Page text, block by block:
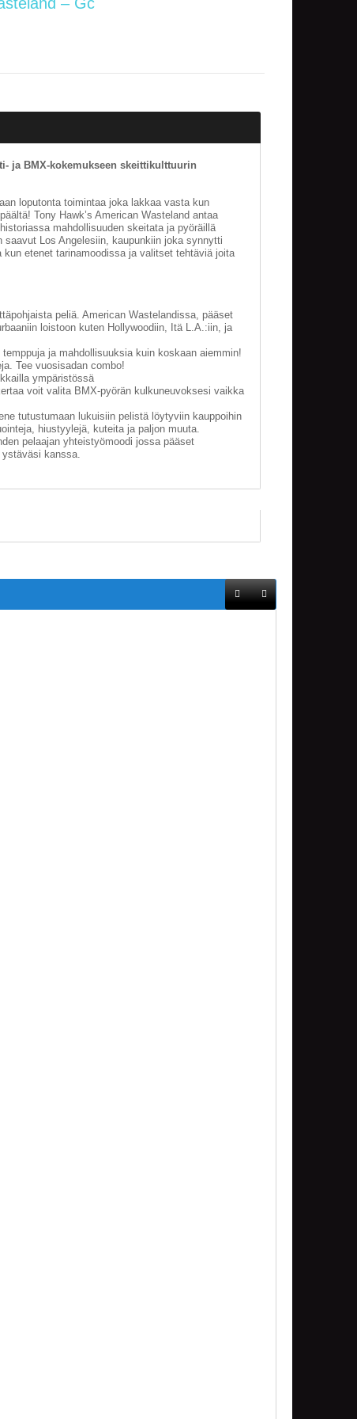
ja BMX-kokemukseen skeittikulttuurin
loputonta toimintaa joka lakkaa vasta kun
Tony Hawk’s American Wasteland antaa
mahdollisuuden skeitata ja pyöräillä
Los Angelesiin, kaupunkiin joka synnytti
kun etenet tarinamoodissa ja valitset tehtäviä joita
peliä. American Wastelandissa, pääset
loistoon kuten Hollywoodiin, Itä L.A.:iin, ja
ja mahdollisuuksia kuin koskaan aiemmin!
Tee vuosisadan combo!
ympäristössä
voit valita BMX-pyörän kulkuneuvoksesi vaikka
tutustumaan lukuisiin pelistä löytyviin kauppoihin
hiustyylejä, kuteita ja paljon muuta.
pelaajan yhteistyömoodi jossa pääset
ystäväsi kanssa.